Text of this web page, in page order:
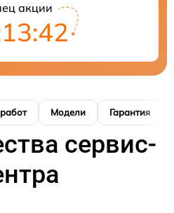
акции
Модели Гарантия
сервис-